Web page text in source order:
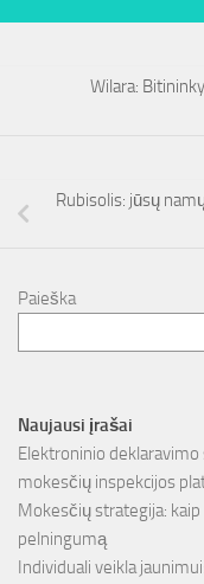
Wilara:
Rubisolis: jūsų
Paieška
Naujausi įrašai
Elektroninio deklaravimo
mokesčių inspekcijos
Mokesčių strategija:
pelningumą
Individuali veikla